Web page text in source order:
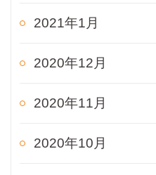
2021年1月
2020年12月
2020年11月
2020年10月